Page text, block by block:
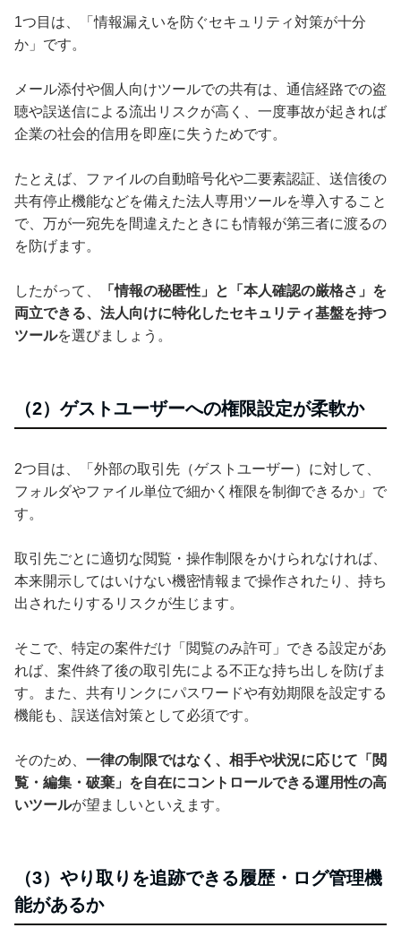
1つ目は、「情報漏えいを防ぐセキュリティ対策が十分
か」です。
メール添付や個人向けツールでの共有は、通信経路での盗
聴や誤送信による流出リスクが高く、一度事故が起きれば
企業の社会的信用を即座に失うためです。
たとえば、ファイルの自動暗号化や二要素認証、送信後の
共有停止機能などを備えた法人専用ツールを導入すること
で、万が一宛先を間違えたときにも情報が第三者に渡るの
を防げます。
したがって、
「情報の秘匿性」と「本人確認の厳格さ」を
両立できる、法人向けに特化したセキュリティ基盤を持つ
ツールを選びましょう。
（2）ゲストユーザーへの権限設定が柔軟か
2つ目は、「外部の取引先（ゲストユーザー）に対して、
フォルダやファイル単位で細かく権限を制御できるか」で
す。
取引先ごとに適切な閲覧・操作制限をかけられなければ、
本来開示してはいけない機密情報まで操作されたり、持ち
出されたりするリスクが生じます。
そこで、特定の案件だけ「閲覧のみ許可」できる設定があ
れば、案件終了後の取引先による不正な持ち出しを防げま
す。また、共有リンクにパスワードや有効期限を設定する
機能も、誤送信対策として必須です。
そのため、 一律の制限ではなく、相手や状況に応じて「閲
覧・編集・破棄」を自在にコントロールできる運用性の高
いツールが望ましいといえます。
（3）やり取りを追跡できる履歴・ログ管理機
能があるか